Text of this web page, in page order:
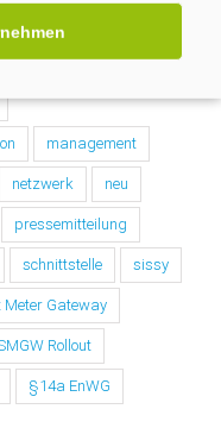
management
netzwerk neu
pressemitteilung
schnittstelle sissy
Gateway
Rollout
§14a EnWG